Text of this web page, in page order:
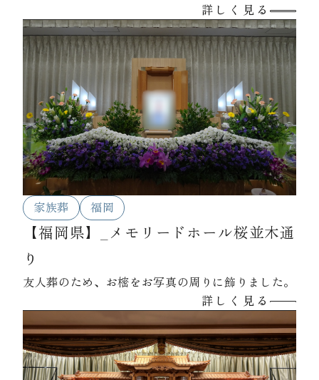
飾らせて欲しいとご家族にお願いいたしましたとこ
ろ、快諾いただき、皆様にもお見せすることが出来
ました。ご覧になられた参列者の方々は涙をぬぐわ
詳しく見る
家族葬 福岡
【福岡県】_メモリードホール桜並木通
り
友人葬のため、お樒をお写真の周りに飾りました。
詳しく見る